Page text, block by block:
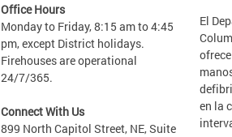
Office Hours
Monday to Friday, 8:15 am to 4:45
pm, except District holidays.
Firehouses are operational
24/7/365.
Connect With Us
899 North Capitol Street, NE, Suite
El
en la